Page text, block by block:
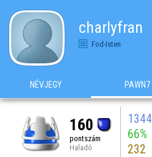
charlyfran
Fod-Isten
NÉVJEGY PAWN7
160
pontszám
Haladó
1344
66%
232